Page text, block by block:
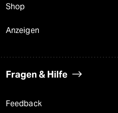
Shop
Anzeigen
Fragen & Hilfe
Feedback